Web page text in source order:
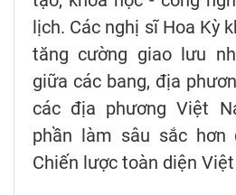
lịch. Các nghị sĩ Hoa Kỳ
tăng cường giao lưu
giữa các bang, địa
các địa phương Việt
phần làm sâu sắc
Chiến lược toàn diện